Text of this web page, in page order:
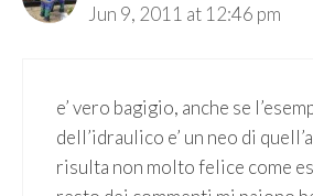
Jun 9, 2011 at 12:46 pm
e’ vero bagigio, anche se
dell’idraulico e’ un neo di
risulta non molto felice come